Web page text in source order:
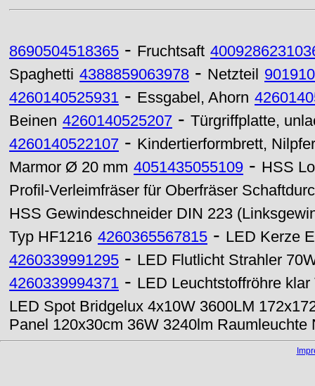
8690504518365 - Fruchtsaft
Spaghetti 4388859063978 - Netzteil
4260140525931 - Essgabel, Ahorn
Beinen 4260140525207 - Türgriffplatte,
4260140522107 - Kindertierformbrett,
Marmor Ø 20 mm 4051435055109 - HSS
Profil-Verleimfräser für Oberfräser
HSS Gewindeschneider DIN 223
Typ HF1216 4260365567815 - LED Kerze
4260339991295 - LED Flutlicht Strahler
4260339994371 - LED Leuchtstoffröhre
LED Spot Bridgelux 4x10W 3600LM
Panel 120x30cm 36W 3240lm Raumleuchte